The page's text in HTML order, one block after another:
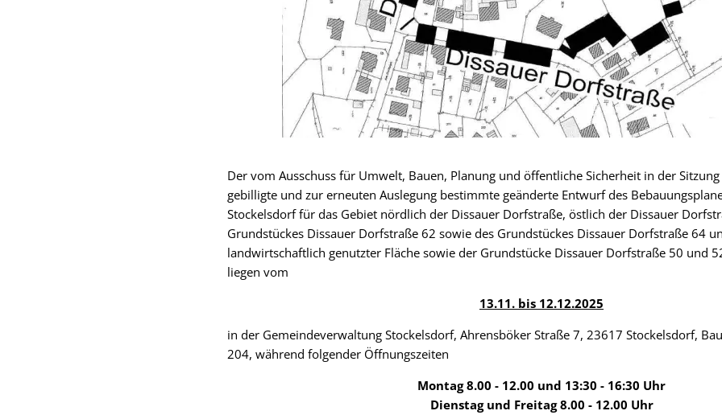
Der vom Ausschuss für Umwelt, Bauen, Planung und öffentliche Sicherheit in der
gebilligte und zur erneuten Auslegung bestimmte geänderte Entwurf des
Stockelsdorf für das Gebiet nördlich der Dissauer Dorfstraße, östlich der Dissauer
Grundstückes Dissauer Dorfstraße 62 sowie des Grundstückes Dissauer Dorfstraße 64
landwirtschaftlich genutzter Fläche sowie der Grundstücke Dissauer Dorfstraße 50 und
liegen vom
13.11. bis 12.12.2025
in der Gemeindeverwaltung Stockelsdorf, Ahrensböker Straße 7, 23617 Stockelsdorf,
204, während folgender Öffnungszeiten
Montag 8.00 - 12.00 und 13:30 - 16:30 Uhr
Dienstag und Freitag 8.00 - 12.00 Uhr